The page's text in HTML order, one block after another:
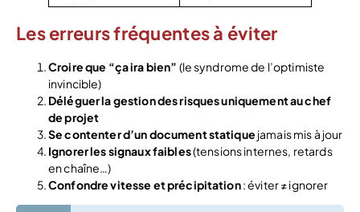
Les erreurs fréquentes à éviter
Croire que “ça ira bien” (le syndrome de l’optimiste
invincible)
Déléguer la gestion des risques uniquement au chef
de projet
Se contenter d’un document statique jamais mis à jour
Ignorer les signaux faibles(tensions internes, retards
en chaîne…)
Confondre vitesse et précipitation: éviter ≠ ignorer